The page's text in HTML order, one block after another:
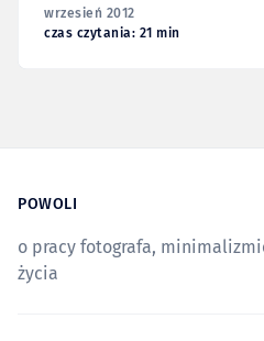
tekstu (choćby
wrzesień 2012
czas czytania: 21 min
POWOLI
o pracy fotografa,
życia